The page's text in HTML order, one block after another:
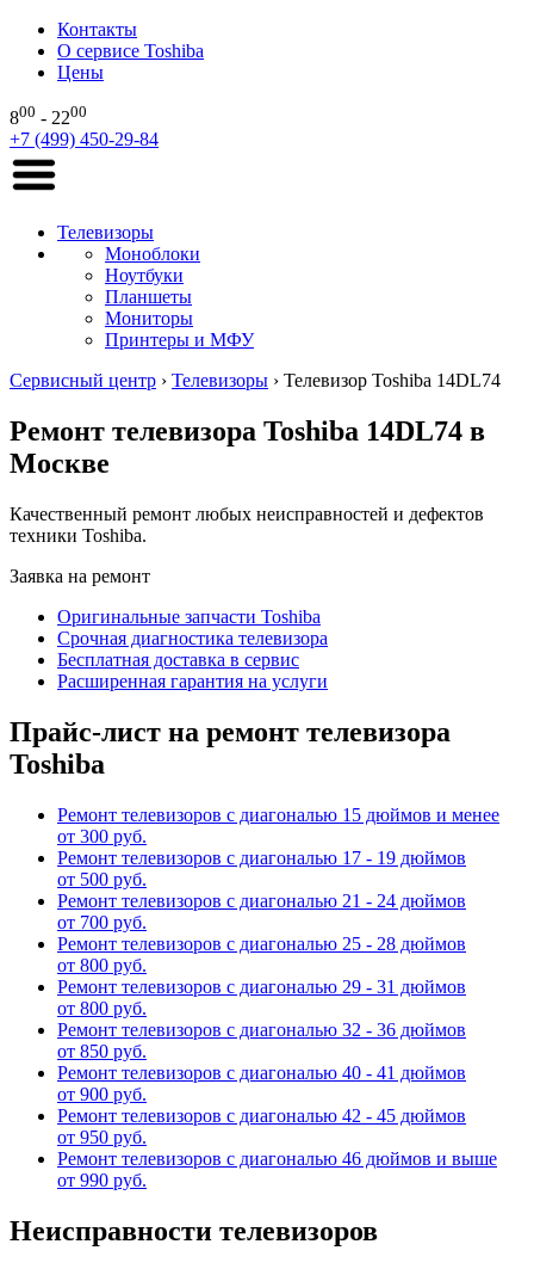
Контакты
О сервисе Toshiba
Цены
800 - 2200
+7 (499) 450-29-84
Телевизоры
Моноблоки
Ноутбуки
Планшеты
Мониторы
Принтеры и МФУ
Сервисный центр › Телевизоры › Телевизор Toshiba 14DL74
Ремонт телевизора Toshiba 14DL74 в
Москве
Качественный ремонт любых неисправностей и дефектов
техники Toshiba.
Заявка на ремонт
Оригинальные запчасти Toshiba
Срочная диагностика телевизора
Бесплатная доставка в сервис
Расширенная гарантия на услуги
Прайс-лист на ремонт телевизора
Toshiba
Ремонт телевизоров с диагональю 15 дюймов и менее
от 300 руб.
Ремонт телевизоров с диагональю 17 - 19 дюймов
от 500 руб.
Ремонт телевизоров с диагональю 21 - 24 дюймов
от 700 руб.
Ремонт телевизоров с диагональю 25 - 28 дюймов
от 800 руб.
Ремонт телевизоров с диагональю 29 - 31 дюймов
от 800 руб.
Ремонт телевизоров с диагональю 32 - 36 дюймов
от 850 руб.
Ремонт телевизоров с диагональю 40 - 41 дюймов
от 900 руб.
Ремонт телевизоров с диагональю 42 - 45 дюймов
от 950 руб.
Ремонт телевизоров с диагональю 46 дюймов и выше
от 990 руб.
Неисправности телевизоров